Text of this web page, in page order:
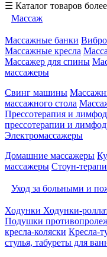
☰ Каталог товаров
Массаж
Массажные банки
Массажные кресла
Массажер для спины
массажеры
Свинг машины
массажного стола
Прессотерапия и
прессотерапии и
Электромассажеры
Домашние массажеры
массажеры Стоун-
Уход за больными и
Ходунки Ходунки-
Подушки
кресла-коляски Кресла-
стулья, табуреты для